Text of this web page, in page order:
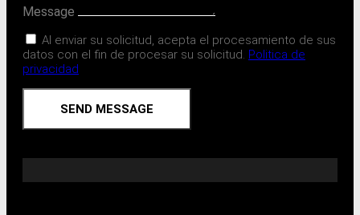
Message
Al enviar su solicitud, acepta el procesamiento de sus
datos con el fin de procesar su solicitud. Politica de
privacidad
SEND MESSAGE